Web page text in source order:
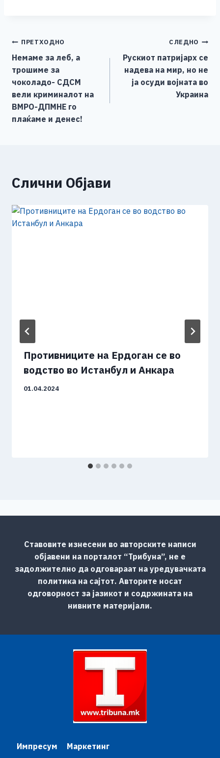
b
o
o
k
n
g
er
Li
n
k
Навигација
на
напис
ПРЕТХОДНО
Немаме за леб, а
трошиме за
чоколадо- СДСМ
вели криминалот на
ВМРО-ДПМНЕ го
плаќаме и денес!
СЛЕДНО
Рускиот патријарх се
надева на мир, но не
ја осуди војната во
Украина
Слични Објави
Противниците на Ердоган се во
водство во Истанбул и Анкара
01.04.2024
Ставовите изнесени во авторските написи
објавени на порталот “Трибуна”, не е
задолжително да одговараат на уредувачката
политика на сајтот. Авторите носат
одговорност за јазикот и содржината на
нивните материјали.
Импресум Маркетинг